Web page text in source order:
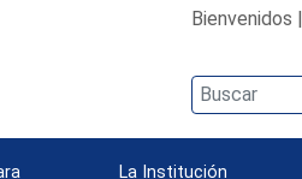
Bienvenidos |
La Institución